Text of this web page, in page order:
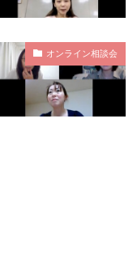
オンライン相談会